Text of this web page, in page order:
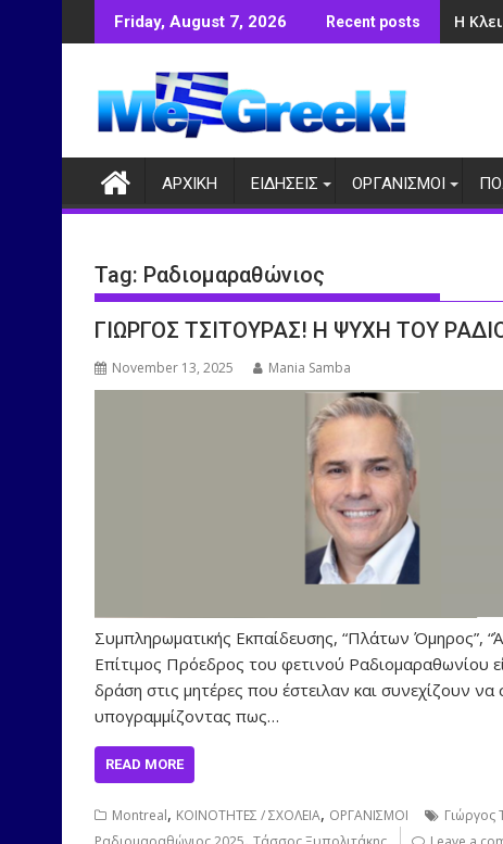
to
Friday, August 7, 2026 Recent posts Η
ΑΡΧΙΚΗ ΕΙΔΗΣΕΙΣ ΟΡΓΑΝΙΣΜΟΙ
Tag: Ραδιομαραθώνιος
ΓΙΩΡΓΟΣ ΤΣΙΤΟΥΡΑΣ! Η ΨΥΧΗ ΤΟΥ
November 13, 2025 Mania Samba
Συμπληρωματικής Εκπαίδευσης, “Πλάτων Όμηρος”,
Επίτιμος Πρόεδρος του φετινού Ραδιομαραθωνίου
δράση στις μητέρες που έστειλαν και συνεχίζουν
υπογραμμίζοντας πως…
READ MORE
Montreal, ΚΟΙΝΟΤΗΤΕΣ / ΣΧΟΛΕΙΑ, ΟΡΓΑΝΙΣΜΟΙ Γιώργος
,